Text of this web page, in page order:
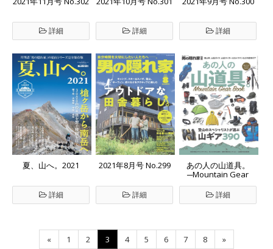
詳細 詳細 詳細
夏、山へ。2021
詳細
2021年8月号 No.299
詳細
あの人の山道具。
─Mountain Gear
Book─
詳細
« 1 2 3 4 5 6 7 8 »